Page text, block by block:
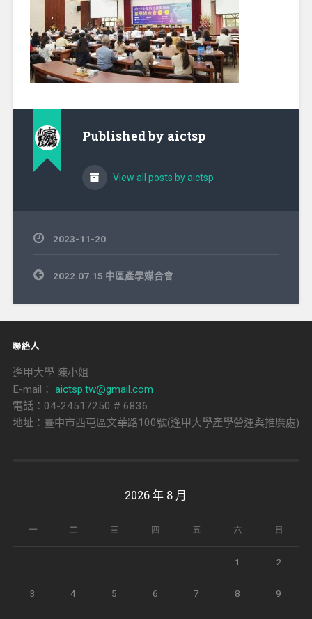
Published by aictsp
View all posts by aictsp
2023-11-20
文
章
覽
2022.07.15 中區產學媒合會
聯絡人
逢甲大學 陳小姐
E-mail： aictsp.tw@gmail.com
電話：04-24517250 # 6836
地址：臺中市西屯區文華路100號(逢甲大學產學營運與推廣處)
2026 年 8 月
一 二 三 四 五 六 日
1 2
3 4 5 6 7 8 9